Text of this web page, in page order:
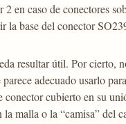
en caso de conectores
la base del conector
resultar útil. Por cierto,
adecuado usarlo
cubierto en su
malla o la “camisa” del